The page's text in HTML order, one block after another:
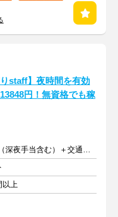
りstaff】夜時間を有効
円！無資格でも稼
時給1731～1795円（深夜手当含む）＋交通費支給
以上